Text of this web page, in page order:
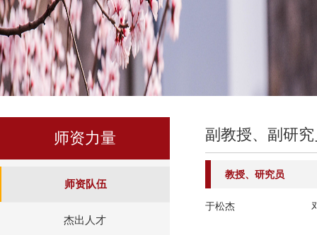
师资力量
师资队伍
杰出人才
副教授、副研
教授、研究员
于松杰